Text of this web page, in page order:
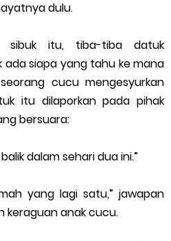
Thursday, 6 August
dulu.
sibuk itu, tiba-tiba datuk
ada siapa yang tahu ke mana
cucu mengesyurkan
itu dilaporkan pada pihak
bersuara:
dalam sehari dua ini.”
yang lagi satu,” jawapan
keraguan anak cucu.